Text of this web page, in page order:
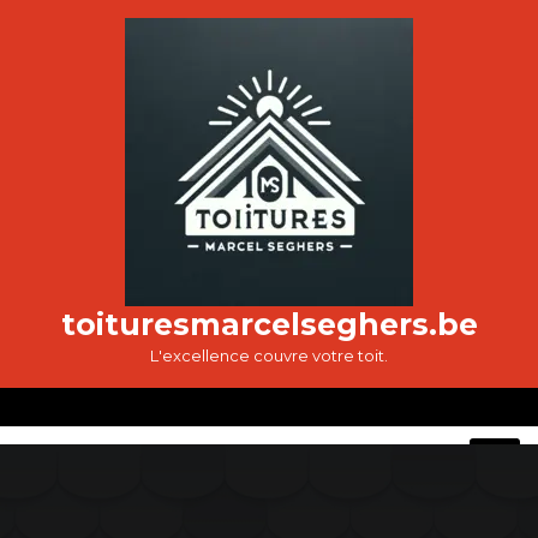
toituresmarcelseghers.be
L'excellence couvre votre toit.